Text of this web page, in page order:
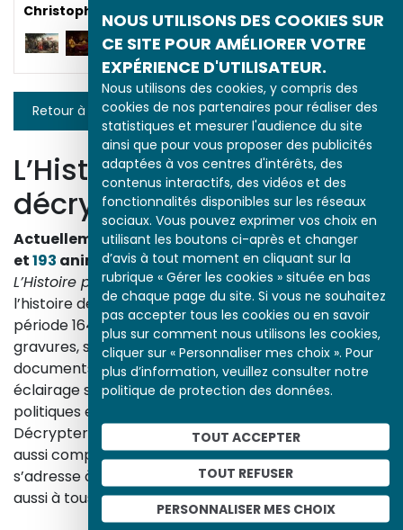
NOUS UTILISONS DES COOKIES SUR
CE SITE POUR AMÉLIORER VOTRE
EXPÉRIENCE D'UTILISATEUR.
Nous utilisons des cookies, y compris des
cookies de nos partenaires pour réaliser des
statistiques et mesurer l'audience du site
ainsi que pour vous proposer des publicités
adaptées à vos centres d'intérêts, des
contenus interactifs, des vidéos et des
fonctionnalités disponibles sur les réseaux
sociaux. Vous pouvez exprimer vos choix en
utilisant les boutons ci-après et changer
d’avis à tout moment en cliquant sur la
rubrique « Gérer les cookies » située en bas
de chaque page du site. Si vous ne souhaitez
pas accepter tous les cookies ou en savoir
plus sur comment nous utilisons les cookies,
cliquer sur « Personnaliser mes choix ». Pour
plus d’information, veuillez consulter notre
politique de protection des données.
TOUT ACCEPTER
TOUT REFUSER
PERSONNALISER MES CHOIX
Christophe Colomb
Retour à la liste
L’Histoire par l’image
décrypte l’histoire
Actuellement en ligne3153œuvres, 1748études
et193 animations.
L’Histoire par l’imageexplore les événements de
l’histoire de France et les évolutions majeures de la
période 1643-1945. À travers des peintures, dessins,
gravures, sculptures, photographies, affiches,
documents d’archives, nos études proposent un
éclairage sur les réalités sociales, économiques,
politiques et culturelles d’une époque.
Décrypter les images et les événements d’hier, c’est
aussi comprendre ceux d’aujourd’hui. Un site qui
s’adresse à tous, famille, enseignants, élèves… mais
aussi à tous les curieux, amateurs d’art et d’histoire.
En savoir plus sur le projet